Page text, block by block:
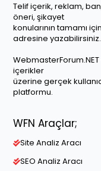
Telif içerik, reklam,
öneri, şikayet
konularının tamamı
adresine yazabilirsiniz.
WebmasterForum.NET
içerikler
üzerine gerçek
platformu.
WFN Araçlar;
Site Analiz Aracı
SEO Analiz Aracı